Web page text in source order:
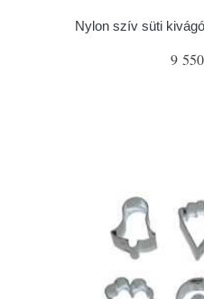
Nylon szív süti
9